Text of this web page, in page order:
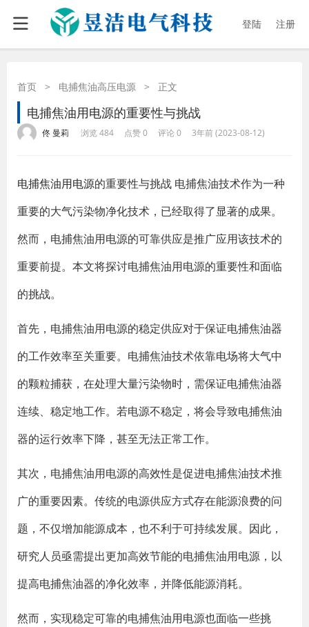
登陆 注册
首页 > 电捕焦油高压电源 > 正文
电捕焦油用电源的重要性与挑战
佟 曼莉 浏览 484 点赞 0 评论 0 3年前 (2023-08-12)
电捕焦油用电源的重要性与挑战 电捕焦油技术作为一种
重要的大气污染物净化技术，已经取得了显著的成果。
然而，电捕焦油用电源的可靠供应是推广应用该技术的
重要前提。本文将探讨电捕焦油用电源的重要性和面临
的挑战。
首先，电捕焦油用电源的稳定供应对于保证电捕焦油器
的工作效率至关重要。电捕焦油技术依靠电场将大气中
的颗粒捕获，在处理大量污染物时，需保证电捕焦油器
连续、稳定地工作。若电源不稳定，将会导致电捕焦油
器的运行效率下降，甚至无法正常工作。
其次，电捕焦油用电源的高效性是促进电捕焦油技术推
广的重要因素。传统的电源供应方式存在能源浪费的问
题，不仅增加能源成本，也不利于可持续发展。因此，
研究人员亟需提出更加高效节能的电捕焦油用电源，以
提高电捕焦油器的净化效率，并降低能源消耗。
然而，实现稳定可靠的电捕焦油用电源也面临一些挑